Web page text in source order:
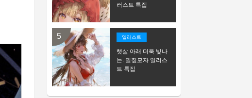
러스트 특집
일러스트
햇살 아래 더욱 빛나
는. 밀짚모자 일러스
트 특집